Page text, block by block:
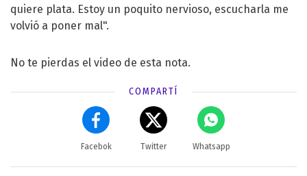
quiere plata. Estoy un poquito nervioso, escucharla me
volvió a poner mal".
No te pierdas el video de esta nota.
COMPARTÍ
Facebok Twitter Whatsapp